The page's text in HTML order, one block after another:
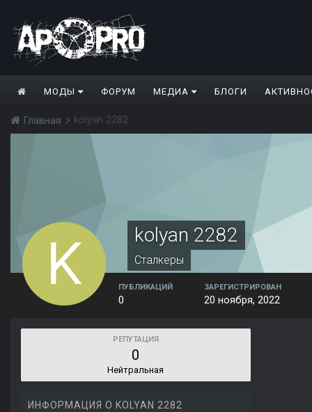
МОДЫ ФОРУМ МЕДИА БЛОГИ
Главная kolyan 2282
kolyan 2282
Сталкеры
ПУБЛИКАЦИЙ
0
ЗАРЕГИСТРИРОВАН
20 ноября, 2022
РЕПУТАЦИЯ
0
Нейтральная
ИНФОРМАЦИЯ О KOLYAN 2282